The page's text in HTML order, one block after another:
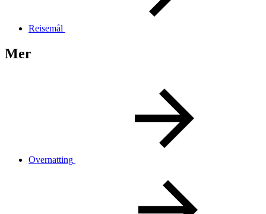
Reisemål
Mer
Overnatting